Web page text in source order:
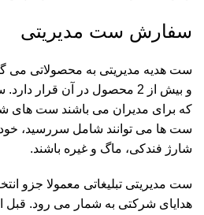
سفارش ست مدیریتی
و بیش از 2 محصول در آن قرار
که برای مدیران می باشند ست های
ست ها می توانند شامل سررسید،
شارژ فندکی، ماگ و غیره باشند.
ست مدیریتی تبلیغاتی معمولا جزو
هدایای شرکتی به ­شمار می­ رود. قبل